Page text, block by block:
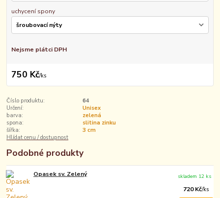
uchycení spony
Nejsme plátci DPH
750 Kč/ks
Číslo produktu:
64
Určení:
Unisex
barva:
zelená
spona:
slitina zinku
šířka:
3 cm
Hlídat cenu / dostupnost
Podobné produkty
Opasek sv. Zelený
720 Kč/ks
skladem 12 ks